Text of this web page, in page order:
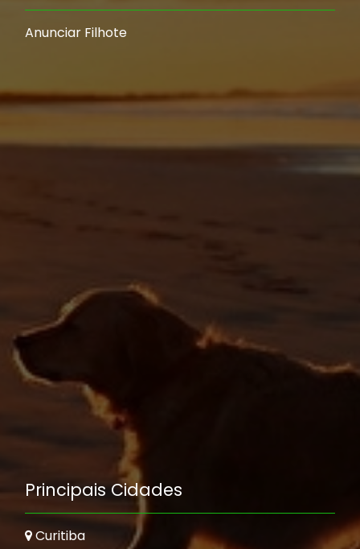
Anunciar Filhote
Principais Cidades
Curitiba